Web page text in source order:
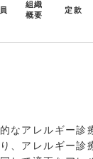
組織
概要
定款
なアレルギー診
、アレルギー診